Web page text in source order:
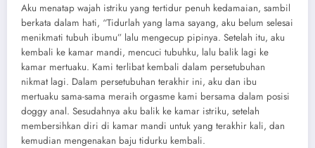
Aku menatap wajah istriku yang tertidur penuh kedamaian, sambil
berkata dalam hati, “Tidurlah yang lama sayang, aku belum selesai
menikmati tubuh ibumu” lalu mengecup pipinya. Setelah itu, aku
kembali ke kamar mandi, mencuci tubuhku, lalu balik lagi ke
kamar mertuaku. Kami terlibat kembali dalam persetubuhan
nikmat lagi. Dalam persetubuhan terakhir ini, aku dan ibu
mertuaku sama-sama meraih orgasme kami bersama dalam posisi
doggy anal. Sesudahnya aku balik ke kamar istriku, setelah
membersihkan diri di kamar mandi untuk yang terakhir kali, dan
kemudian mengenakan baju tidurku kembali.